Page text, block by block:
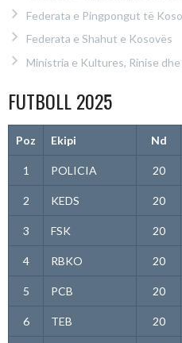
Federata e Pingpongut të
Federata e Shahut e Kosovës
Ministria e Kultures, Rinise
FUTBOLL 2025
Poz Ekipi Nd
1 POLICIA 20
2 KEDS 20
3 FSK 20
4 RBKO 20
5 PCB 20
6 TEB 20